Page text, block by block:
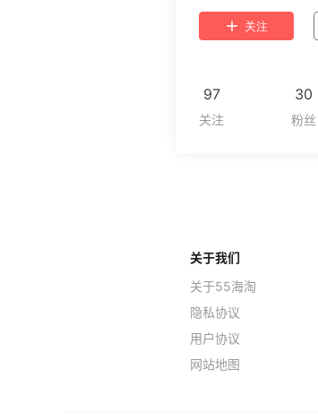
关注
97 30
关于我们
关于55海淘
隐私协议
用户协议
网站地图